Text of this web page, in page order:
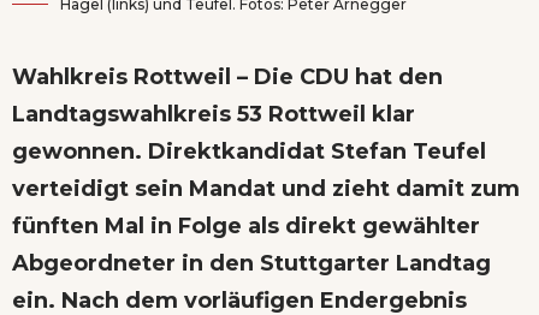
Hagel (links) und Teufel. Fotos: Peter Arnegger
Wahlkreis Rottweil – Die CDU hat den
Landtagswahlkreis 53 Rottweil klar
gewonnen. Direktkandidat Stefan Teufel
verteidigt sein Mandat und zieht damit zum
fünften Mal in Folge als direkt gewählter
Abgeordneter in den Stuttgarter Landtag
ein. Nach dem vorläufigen Endergebnis